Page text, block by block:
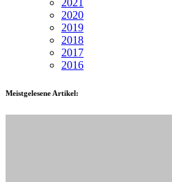
2021
2020
2019
2018
2017
2016
Meistgelesene Artikel: